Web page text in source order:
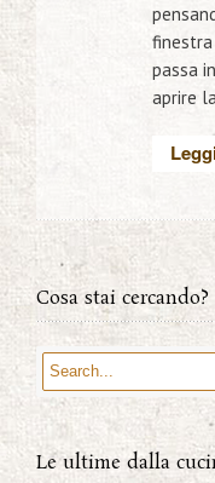
passa
aprire
Cosa stai cercando?
Le ultime dalla